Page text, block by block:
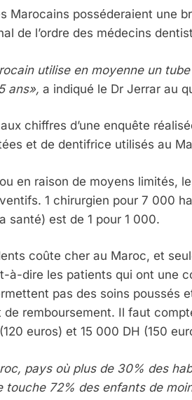
Marocains posséderaient une
de l’ordre des médecins
utilise en moyenne un
ans», a indiqué le Dr Jerrar au
aux chiffres d’une enquête
et de dentifrice utilisés au
en raison de moyens limités,
1 chirurgien pour 7 000
santé) est de 1 pour 1 000.
coûte cher au Maroc, et
à-dire les patients qui ont une
pas des soins poussés
de remboursement. Il faut
euros) et 15 000 DH (150
pays où plus de 30% des
touche 72% des enfants de
2025, L’année La Plus
FRANCE ISRAÉL
FIÈRE, DIGNE ET
Dvir
ISRAÉL JUDAISME